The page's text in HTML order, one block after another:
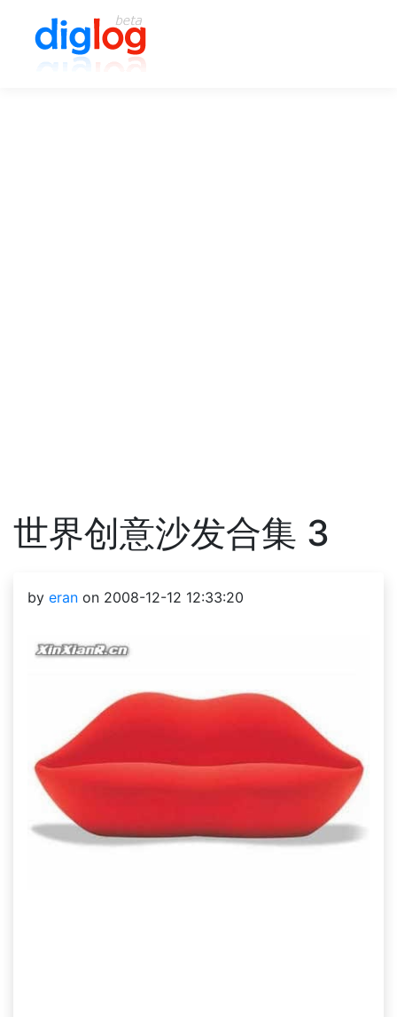
世界创意沙发合集 3
by eran on 2008-12-12 12:33:20